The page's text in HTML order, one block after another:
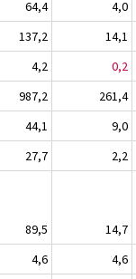
64,4 4,0
137,2 14,1
4,2 0,2
987,2 261,4
44,1 9,0
27,7 2,2
89,5 14,7
4,6 4,6